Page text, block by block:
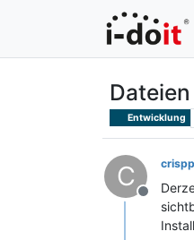
Entwicklung
C
Offline
crispp